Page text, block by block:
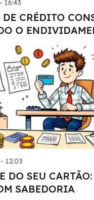
16:43
DE CRÉDITO
O
12:03
DO SEU
SABEDORIA